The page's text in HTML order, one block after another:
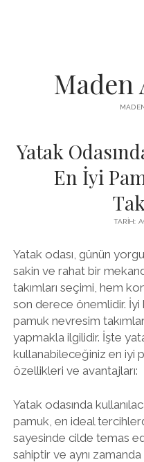
Maden
Yatak
En İyi
TARIH:
Yatak odası, günün
sakin ve rahat bir
takımları seçimi, hem
son derece önemlidir.
pamuk nevresim
yapmakla ilgilidir. İşte
kullanabileceğiniz en iyi
özellikleri ve avantajları:
Yatak odasında
pamuk, en ideal
sayesinde cilde temas
sahiptir ve aynı